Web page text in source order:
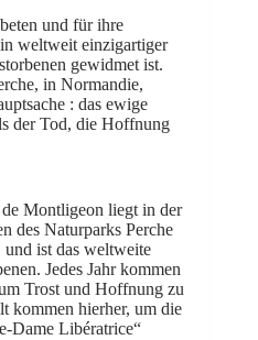
und für ihre
weltweit einzigartiger
gewidmet ist.
in Normandie,
: das ewige
der Tod, die Hoffnung
Montligeon liegt in der
des Naturparks Perche
ist das weltweite
Jedes Jahr kommen
Trost und Hoffnung zu
kommen hierher, um die
Dame Libératrice“